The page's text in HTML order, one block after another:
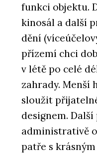
funkci objektu.
kinosál a další
dění
přízemí chci
v létě po celé
zahrady. Menší
sloužit
designem.
administrativě
patře s